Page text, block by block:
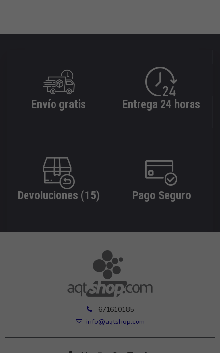
Envío gratis Entrega 24 horas
Devoluciones (15) Pago Seguro
671610185
info@aqtshop.com